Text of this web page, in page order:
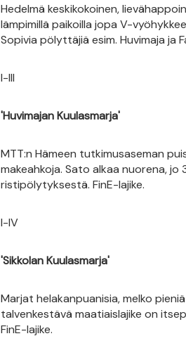
Hedelmä keskikokoinen,
lämpimillä paikoilla jopa V-
Sopivia pölyttäjiä esim. Huvimaja ja
I-III
'Huvimajan Kuulasmarja'
MTT:n Hämeen tutkimusaseman
makeahkoja. Sato alkaa nuorena,
ristipölytyksestä. FinE-lajike.
I-IV
'Sikkolan Kuulasmarja'
Marjat helakanpuanisia, melko
talvenkestävä maatiaislajike on
FinE-lajike.